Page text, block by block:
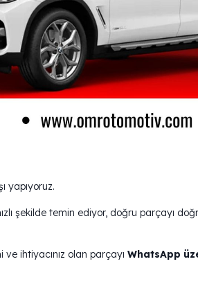
yapıyoruz.
şekilde temin ediyor, doğru parçayı
ihtiyacınız olan parçayı WhatsApp